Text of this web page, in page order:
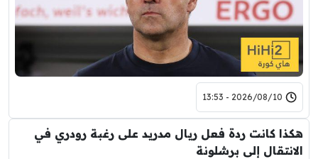
2026/08/10 - 13:53
هكذا كانت ردة فعل ريال مدريد على رغبة رودري في
الانتقال إلى برشلونة